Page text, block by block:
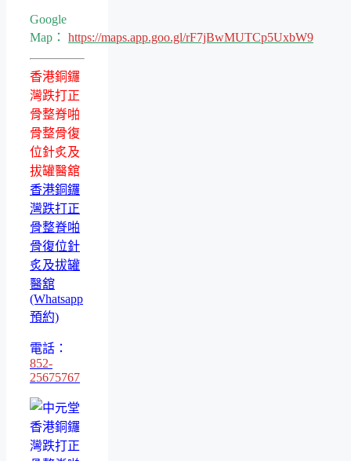
Google
Map： https://maps.app.goo.gl/rF7jBwMUTCp5UxbW9
香港銅鑼
灣跌打正
骨整脊啪
骨整骨復
位針炙及
拔罐醫舘
香港銅鑼
灣跌打正
骨整脊啪
骨復位針
炙及拔罐
醫舘
(Whatsapp
預約)
電話：
852-
25675767